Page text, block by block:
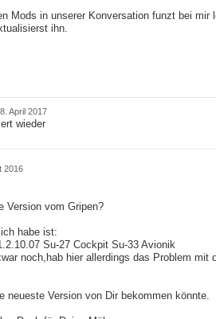
Mods in unserer Konversation funzt bei mir
ihn.
8. April 2017
wieder
2016
Version vom Gripen?
habe ist:
Su-27 Cockpit Su-33 Avionik
noch,hab hier allerdings das Problem
neueste Version von Dir bekommen könnte.